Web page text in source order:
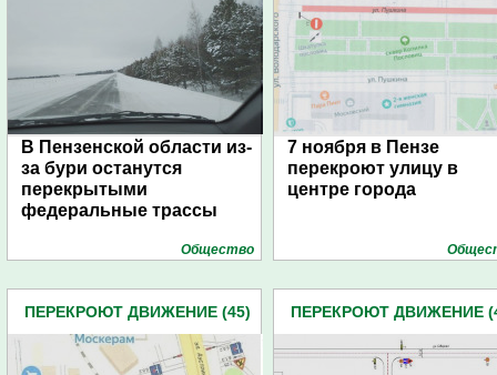
В Пензенской области из-
за бури останутся
перекрытыми
федеральные трассы
Общество
7 ноября в Пензе
перекроют улицу в
центре города
ПЕРЕКРОЮТ ДВИЖЕНИЕ (45) ПЕРЕКРОЮТ ДВИЖЕНИЕ